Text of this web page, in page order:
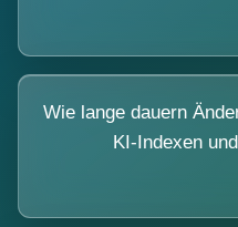
Wie lange dauern
KI-Indexen